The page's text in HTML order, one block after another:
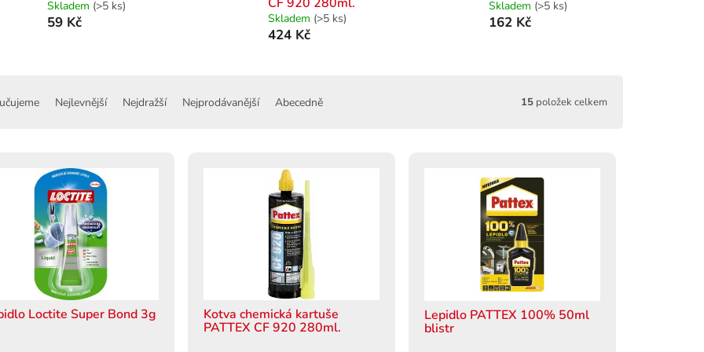
Skladem (>5 ks)
59 Kč
CF 920 280ml.
Skladem (>5 ks)
424 Kč
Skladem (>5 ks)
162 Kč
Nejlevnější Nejdražší Nejprodávanější Abecedně 15 položek celkem
Loctite Super Bond 3g Kotva chemická kartuše
PATTEX CF 920 280ml.
Lepidlo PATTEX 100% 50ml
blistr